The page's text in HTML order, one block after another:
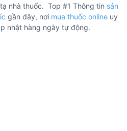
nhà thuốc. Top #1 Thông tin sản
gần đây, nơi mua thuốc online uy
nhật hàng ngày tự động.